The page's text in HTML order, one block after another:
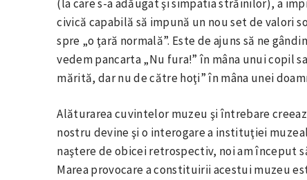
(la care s-a adăugat şi simpatia străinilor), a
civică capabilă să impună un nou set de valori
spre „o ţară normală”. Este de ajuns să ne
vedem pancarta „Nu fura!” în mâna unui copil
mărită, dar nu de către hoţi” în mâna unei
Alăturarea cuvintelor muzeu şi întrebare
nostru devine şi o interogare a instituţiei
naştere de obicei retrospectiv, noi am început
Marea provocare a constituirii acestui muzeu